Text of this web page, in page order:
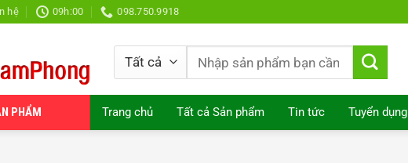
hệ 09h:00 098.750.9918
Tìm
kiếm:
PHẨM Trang chủ Tất cả Sản phẩm Tin tức Tuyển dụng